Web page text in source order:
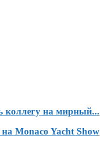
коллегу на мирный...
Monaco Yacht Show